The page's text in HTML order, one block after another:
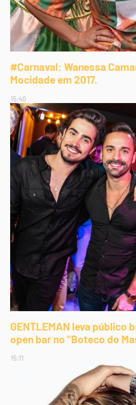
#Carnaval: Wanessa
Mocidade em 2017.
15:40
GENTLEMAN leva público
open bar no "Boteco do
15:11